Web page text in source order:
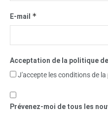
E-mail *
Acceptation de la politique
J'accepte les conditions de la
Prévenez-moi de tous les